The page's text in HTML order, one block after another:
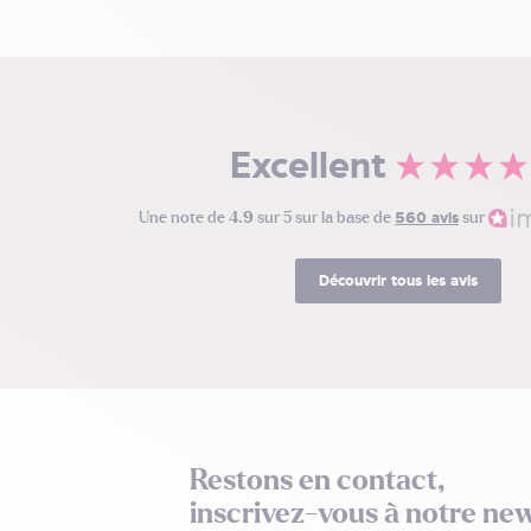
Excellent
Une note de 4.9 sur 5 sur la base de 560 avis sur
Découvrir tous les avis
Restons en contact,
inscrivez-vous à notre